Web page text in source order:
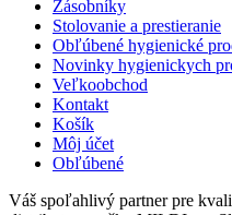
Zásobníky
Stolovanie a prestieranie
Obľúbené hygienické
Novinky hygienickych
Veľkoobchod
Kontakt
Košík
Môj účet
Obľúbené
Váš spoľahlivý partner pre